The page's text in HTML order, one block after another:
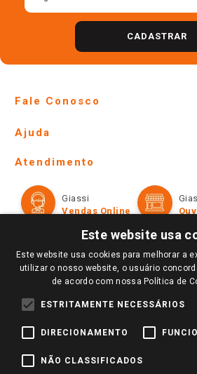
CADASTRAR
Fale Conosco
Lojas Físicas e Horários
Ofertas
Televendas
Perguntas frequentes
Trabalhe Conosco
Identidade Visual
Ajuda
Formas de Pagamento
Políticas de entrega
Trocas e Devoluções
Atendimento
Giassi
Vendas Online
Redes Sociais
Pagamento e Segurança
Este website usa
Este website usa cookies para melhorar a
utilizar o nosso website, o usuário
de acordo com nossa Política de
ESTRITAMENTE NECESSÁRIOS
DIRECIONAMENTO
NÃO CLASSIFICADOS